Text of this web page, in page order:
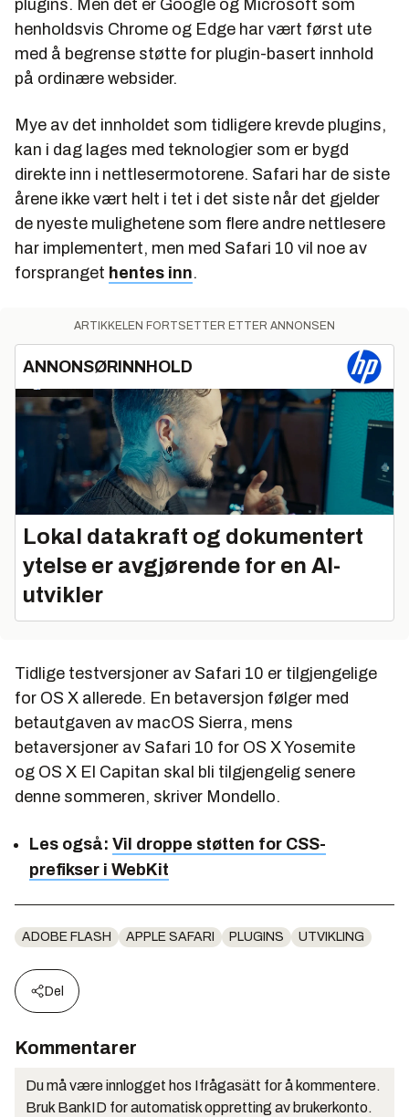
plugins. Men det er Google og Microsoft som
henholdsvis Chrome og Edge har vært først ute
med å begrense støtte for plugin-basert innhold
på ordinære websider.
Mye av det innholdet som tidligere krevde plugins,
kan i dag lages med teknologier som er bygd
direkte inn i nettlesermotorene. Safari har de siste
årene ikke vært helt i tet i det siste når det gjelder
de nyeste mulighetene som flere andre nettlesere
har implementert, men med Safari 10 vil noe av
forspranget hentes inn.
ARTIKKELEN FORTSETTER ETTER ANNONSEN
ANNONSØRINNHOLD
Lokal datakraft og dokumentert
ytelse er avgjørende for en AI-
utvikler
Tidlige testversjoner av Safari 10 er tilgjengelige
for OS X allerede. En betaversjon følger med
betautgaven av macOS Sierra, mens
betaversjoner av Safari 10 for OS X Yosemite
og OS X El Capitan skal bli tilgjengelig senere
denne sommeren, skriver Mondello.
Les også: Vil droppe støtten for CSS-
prefikser i WebKit
ADOBE FLASH APPLE SAFARI PLUGINS UTVIKLING
Del
Kommentarer
Du må være innlogget hos Ifrågasätt for å kommentere.
Bruk BankID for automatisk oppretting av brukerkonto.